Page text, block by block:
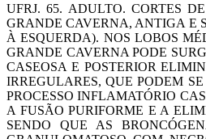
UFRJ. 65. ADULTO. CORTES
GRANDE CAVERNA, ANTIGA E
À ESQUERDA). NOS LOBOS
GRANDE CAVERNA PODE
CASEOSA E POSTERIOR
IRREGULARES, QUE PODEM
PROCESSO INFLAMATÓRIO
A FUSÃO PURIFORME E A
SENDO QUE AS